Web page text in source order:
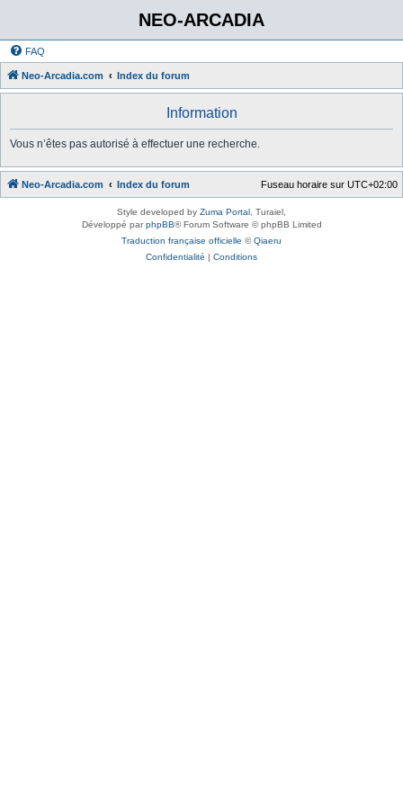
NEO-ARCADIA
FAQ
Neo-Arcadia.com Index du forum
Information
Vous n’êtes pas autorisé à effectuer une recherche.
Neo-Arcadia.com Index du forum Fuseau horaire sur UTC+02:00
Style developed by Zuma Portal , Turaiel,
Développé parphpBB® Forum Software © phpBB Limited
Traduction française officielle ©Qiaeru
Confidentialité | Conditions